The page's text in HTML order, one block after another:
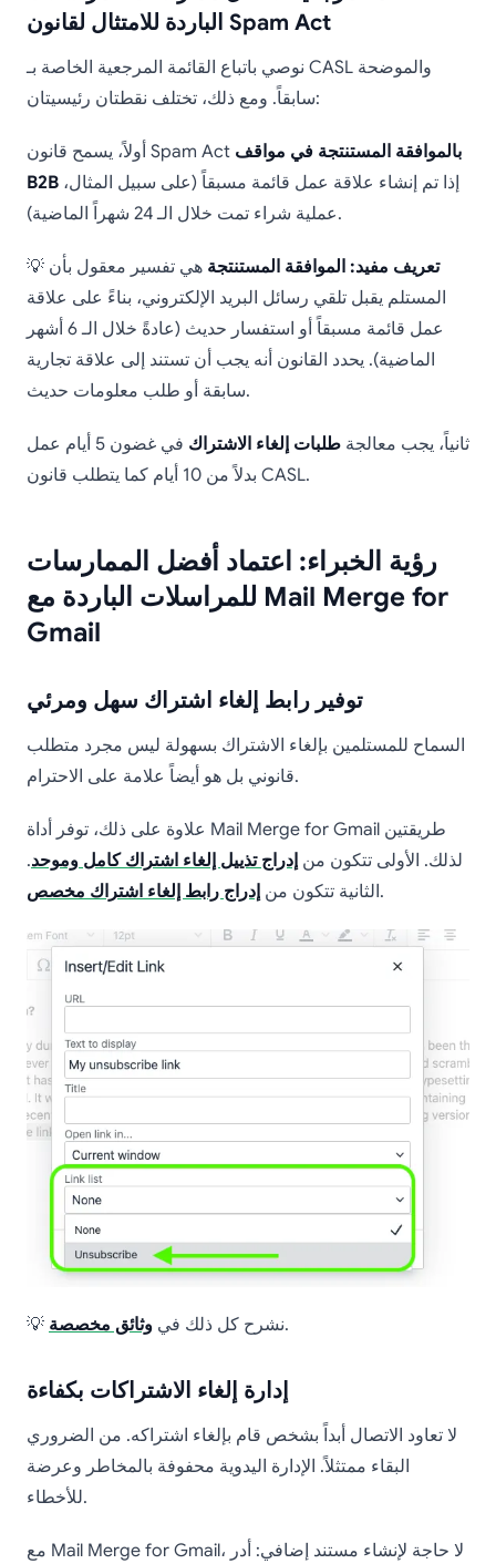
الباردة للامتثال لقانون Spam Act
نوصي باتباع القائمة المرجعية الخاصة بـ CASL والموضحة
سابقاً. ومع ذلك، تختلف نقطتان رئيسيتان:
أولاً، يسمح قانون Spam Act بالموافقة المستنتجة في مواقف
B2B
عملية شراء تمت خلال الـ 24 شهراً الماضية).
💡 تعريف مفيد: الموافقة المستنتجة هي تفسير معقول بأن
المستلم يقبل تلقي رسائل البريد الإلكتروني، بناءً على علاقة
عمل قائمة مسبقاً أو استفسار حديث (عادةً خلال الـ 6 أشهر
الماضية). يحدد القانون أنه يجب أن تستند إلى علاقة تجارية
سابقة أو طلب معلومات حديث.
ثانياً، يجب معالجة طلبات إلغاء الاشتراك
في غضون 5 أيام عمل
بدلاً من 10 أيام كما يتطلب قانون CASL.
رؤية الخبراء: اعتماد أفضل الممارسات
للمراسلات الباردة مع Mail Merge for
Gmail
توفير رابط إلغاء اشتراك سهل ومرئي
السماح للمستلمين بإلغاء الاشتراك بسهولة ليس مجرد متطلب
قانوني بل هو أيضاً علامة على الاحترام.
علاوة على ذلك، توفر أداة Mail Merge for Gmail طريقتين
لذلك. الأولى تتكون من إدراج تذييل إلغاء اشتراك كامل وموحد.
الثانية تتكون من إدراج رابط إلغاء اشتراك مخصص .
💡 نشرح كل ذلك في وثائق مخصصة .
إدارة إلغاء الاشتراكات بكفاءة
لا تعاود الاتصال أبداً بشخص قام بإلغاء اشتراكه. من الضروري
البقاء ممتثلاً. الإدارة اليدوية محفوفة بالمخاطر وعرضة
للأخطاء.
مع Mail Merge for Gmail، لا حاجة لإنشاء مستند إضافي: أدر